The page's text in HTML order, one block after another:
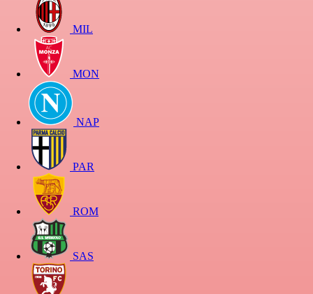
MIL
MON
NAP
PAR
ROM
SAS